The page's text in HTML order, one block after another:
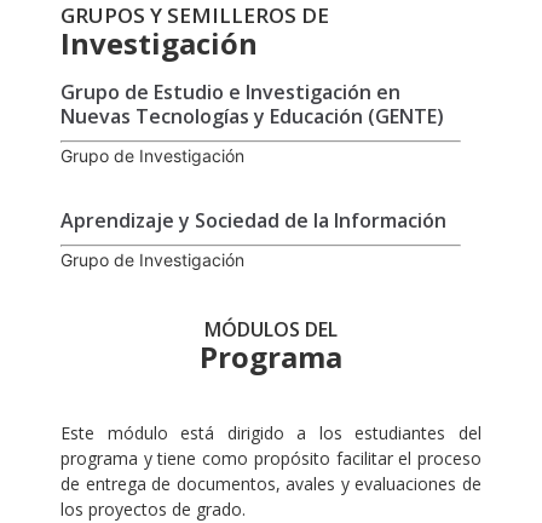
GRUPOS Y SEMILLEROS DE
Investigación
Grupo de Estudio e Investigación en
Nuevas Tecnologías y Educación (GENTE)
Grupo de Investigación
Aprendizaje y Sociedad de la Información
Grupo de Investigación
MÓDULOS DEL
Programa
Este módulo está dirigido a los estudiantes del
programa y tiene como propósito facilitar el proceso
de entrega de documentos, avales y evaluaciones de
los proyectos de grado.